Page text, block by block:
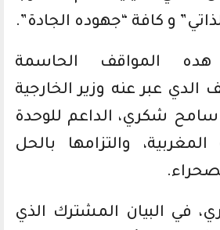
و كافة “جهوده الجادة”.
المواقف الحاسمة
الدي عبر عنه وزير الخارجية
شكري، الداعم للوحدة
المغربية، والتزامها بالحل
في البيان المشترك الذي